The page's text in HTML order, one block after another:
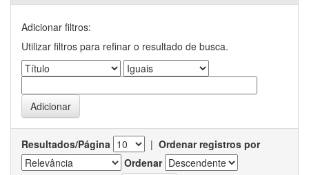
Adicionar filtros:
Utilizar filtros para refinar o resultado de busca.
Resultados/Página | Ordenar registros por
Ordenar